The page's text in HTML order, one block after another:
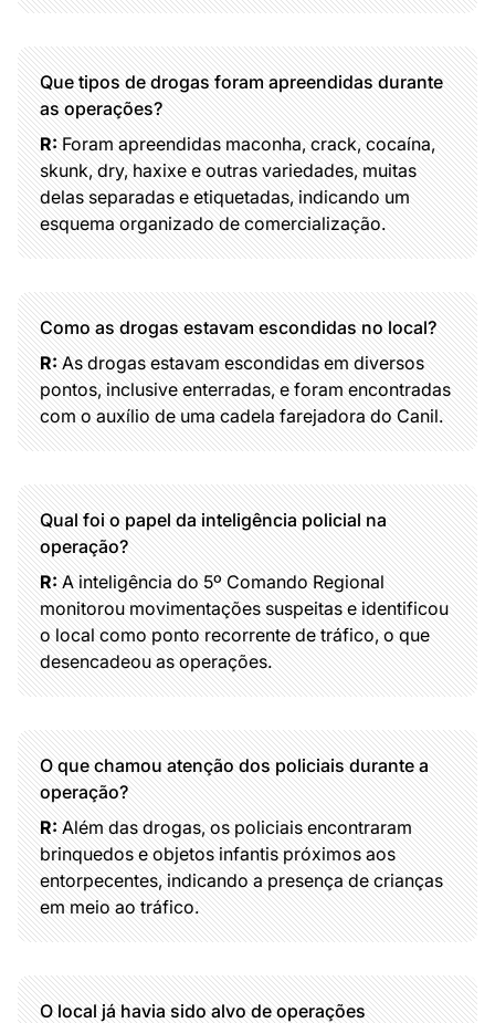
Que tipos de drogas foram apreendidas durante
as operações?
R:Foram apreendidas maconha, crack, cocaína,
skunk, dry, haxixe e outras variedades, muitas
delas separadas e etiquetadas, indicando um
esquema organizado de comercialização.
Como as drogas estavam escondidas no local?
R:As drogas estavam escondidas em diversos
pontos, inclusive enterradas, e foram encontradas
com o auxílio de uma cadela farejadora do Canil.
Qual foi o papel da inteligência policial na
operação?
R:A inteligência do 5º Comando Regional
monitorou movimentações suspeitas e identificou
o local como ponto recorrente de tráfico, o que
desencadeou as operações.
O que chamou atenção dos policiais durante a
operação?
R:Além das drogas, os policiais encontraram
brinquedos e objetos infantis próximos aos
entorpecentes, indicando a presença de crianças
em meio ao tráfico.
O local já havia sido alvo de operações